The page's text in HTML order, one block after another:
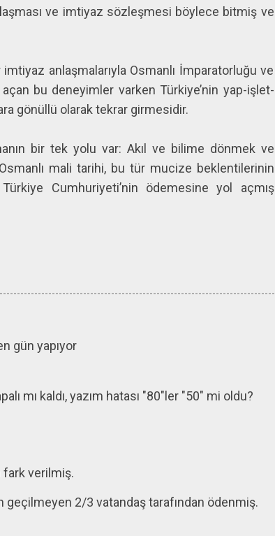
ve imtiyaz sözleşmesi böylece bitmiş ve
imtiyaz anlaşmalarıyla Osmanlı İmparatorluğu ve
bu deneyimler varken Türkiye’nin yap-işlet-
gönüllü olarak tekrar girmesidir.
bir tek yolu var: Akıl ve bilime dönmek ve
mali tarihi, bu tür mucize beklentilerinin
Cumhuriyeti’nin ödemesine yol açmış
gün yapıyor
mı kaldı, yazım hatası "80"ler "50" mi oldu?
fark verilmiş.
2/3 vatandaş tarafından ödenmiş.